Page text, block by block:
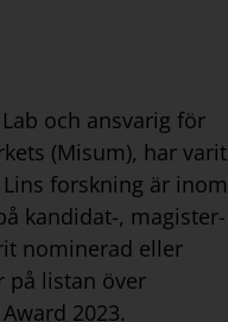
och ansvarig för
(Misum), har varit
forskning är inom
kandidat-, magister-
nominerad eller
på listan över
2023.